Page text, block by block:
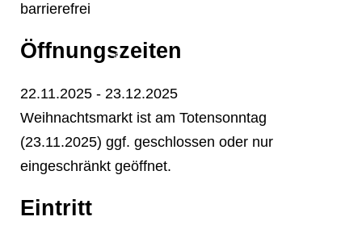
barrierefrei
Öffnungszeiten
22.11.2025 - 23.12.2025
Weihnachtsmarkt ist am Totensonntag
(23.11.2025) ggf. geschlossen oder nur
eingeschränkt geöffnet.
Eintritt